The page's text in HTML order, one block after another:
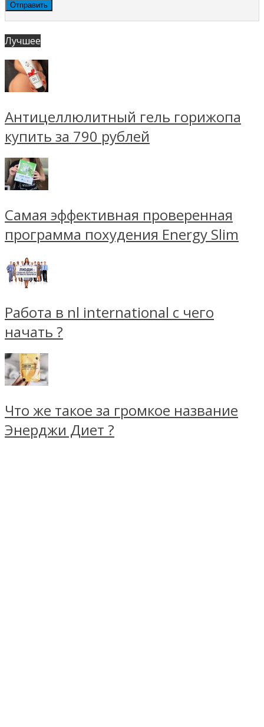
Лучшее
Антицеллюлитный гель горижопа
купить за 790 рублей
Самая эффективная проверенная
программа похудения Energy Slim
Работа в nl international с чего
начать ?
Что же такое за громкое название
Энерджи Диет ?